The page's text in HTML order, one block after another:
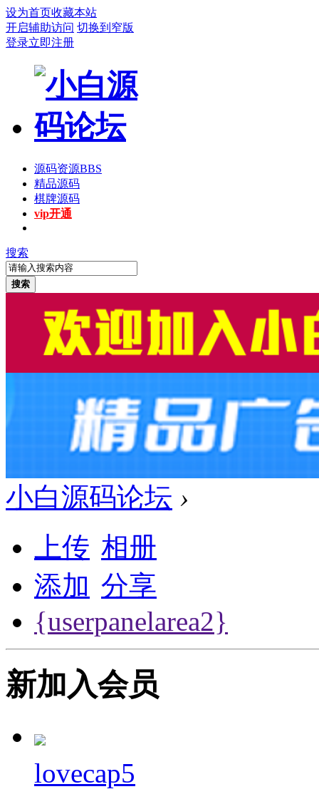
设为首页收藏本站
开启辅助访问 切换到窄版
登录立即注册
源码资源BBS
精品源码
棋牌源码
vip开通
搜索
搜索
小白源码论坛 ›
上传 相册
添加 分享
{userpanelarea2}
新加入会员
lovecap5